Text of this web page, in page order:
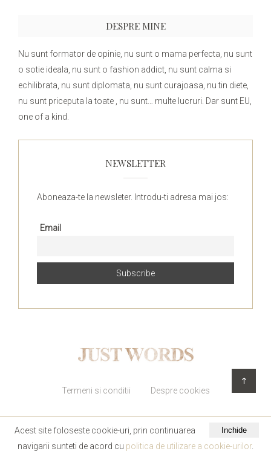
DESPRE MINE
Nu sunt formator de opinie, nu sunt o mama perfecta, nu sunt
o sotie ideala, nu sunt o fashion addict, nu sunt calma si
echilibrata, nu sunt diplomata, nu sunt curajoasa, nu tin diete,
nu sunt priceputa la toate , nu sunt… multe lucruri. Dar sunt EU,
one of a kind.
NEWSLETTER
Aboneaza-te la newsleter. Introdu-ti adresa mai jos:
Email
Termeni si conditii Despre cookies
Inchide
Acest site foloseste cookie-uri, prin continuarea
navigarii sunteti de acord cu politica de utilizare a cookie-urilor.